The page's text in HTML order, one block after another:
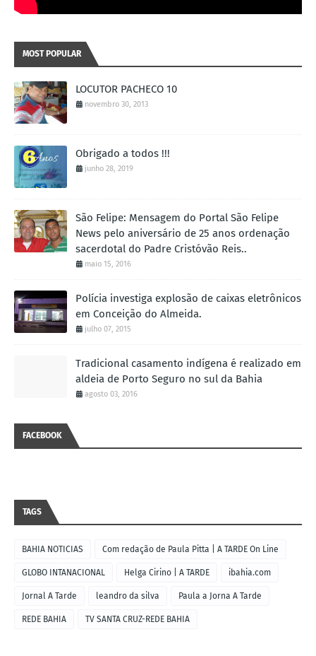
MOST POPULAR
LOCUTOR PACHECO 10
novembro 30, 2013
Obrigado a todos !!!
junho 28, 2019
São Felipe: Mensagem do Portal São Felipe
News pelo aniversário de 25 anos ordenação
sacerdotal do Padre Cristóvão Reis..
maio 15, 2016
Polícia investiga explosão de caixas eletrônicos
em Conceição do Almeida.
julho 07, 2015
Tradicional casamento indígena é realizado em
aldeia de Porto Seguro no sul da Bahia
agosto 03, 2016
FACEBOOK
TAGS
BAHIA NOTICIAS Com redação de Paula Pitta | A TARDE On Line
GLOBO INTANACIONAL Helga Cirino | A TARDE ibahia.com
Jornal A Tarde leandro da silva Paula a Jorna A Tarde
REDE BAHIA TV SANTA CRUZ-REDE BAHIA